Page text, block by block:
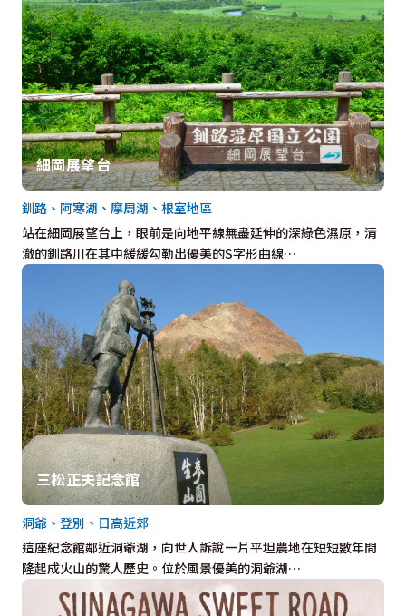
細岡展望台
站在細岡展望台上，眼前是向地平線無盡延伸的深綠色濕原，清
澈的釧路川在其中緩緩勾勒出優美的S字形曲線…
釧路、阿寒湖、摩周湖、根室地區
三松正夫記念館
這座紀念館鄰近洞爺湖，向世人訴說一片平坦農地在短短數年間
隆起成火山的驚人歷史。位於風景優美的洞爺湖…
洞爺、登別、日高近郊